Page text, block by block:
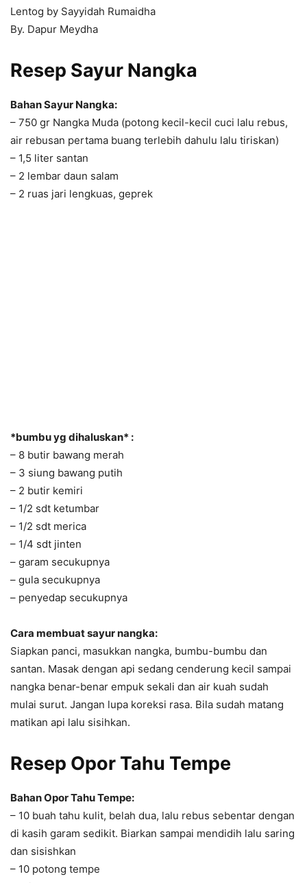
Lentog by Sayyidah Rumaidha
By. Dapur Meydha
Resep Sayur Nangka
Bahan Sayur Nangka:
– 750 gr Nangka Muda (potong kecil-kecil cuci lalu rebus,
air rebusan pertama buang terlebih dahulu lalu tiriskan)
– 1,5 liter santan
– 2 lembar daun salam
– 2 ruas jari lengkuas, geprek
*bumbu yg dihaluskan* :
– 8 butir bawang merah
– 3 siung bawang putih
– 2 butir kemiri
– 1/2 sdt ketumbar
– 1/2 sdt merica
– 1/4 sdt jinten
– garam secukupnya
– gula secukupnya
– penyedap secukupnya
Cara membuat sayur nangka:
Siapkan panci, masukkan nangka, bumbu-bumbu dan
santan. Masak dengan api sedang cenderung kecil sampai
nangka benar-benar empuk sekali dan air kuah sudah
mulai surut. Jangan lupa koreksi rasa. Bila sudah matang
matikan api lalu sisihkan.
Resep Opor Tahu Tempe
Bahan Opor Tahu Tempe:
– 10 buah tahu kulit, belah dua, lalu rebus sebentar dengan
di kasih garam sedikit. Biarkan sampai mendidih lalu saring
dan sisishkan
– 10 potong tempe